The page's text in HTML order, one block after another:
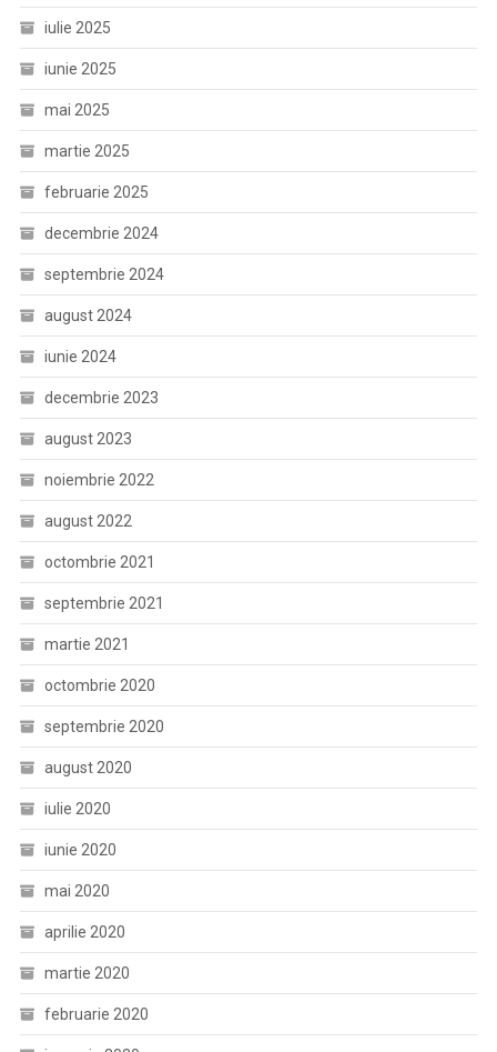
iulie 2025
iunie 2025
mai 2025
martie 2025
februarie 2025
decembrie 2024
septembrie 2024
august 2024
iunie 2024
decembrie 2023
august 2023
noiembrie 2022
august 2022
octombrie 2021
septembrie 2021
martie 2021
octombrie 2020
septembrie 2020
august 2020
iulie 2020
iunie 2020
mai 2020
aprilie 2020
martie 2020
februarie 2020